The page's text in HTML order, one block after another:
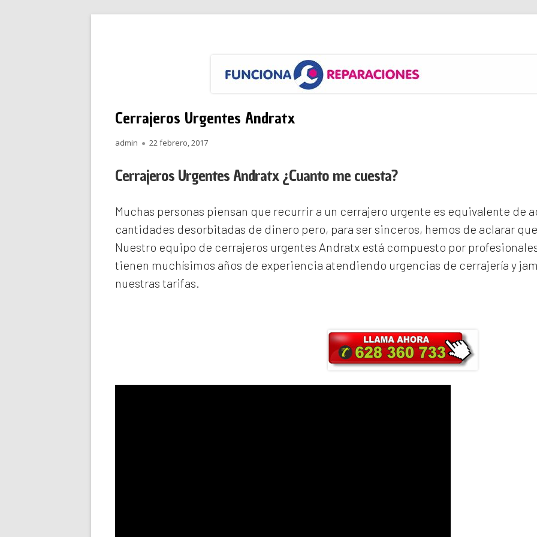
Cerrajeros Urgentes Andratx
Autor
admin
Publicado
22 febrero, 2017
Cerrajeros Urgentes Andratx ¿Cuanto me cuesta?
Muchas personas piensan que recurrir a un cerrajero urgente es equivalente de
cantidades desorbitadas de dinero pero, para ser sinceros, hemos de aclarar
Nuestro equipo de cerrajeros urgentes Andratx está compuesto por
tienen muchísimos años de experiencia atendiendo urgencias de cerrajería y
nuestras tarifas.